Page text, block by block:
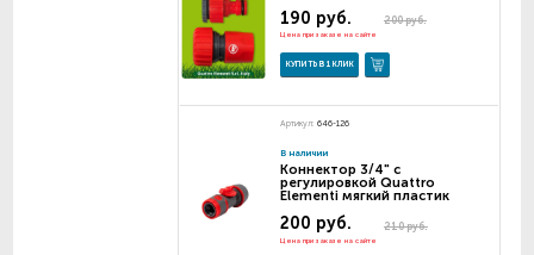
200 руб.
190 руб.
Цена при заказе на сайте
КУПИТЬ В 1 КЛИК
Артикул: 646-126
В наличии
Коннектор 3/4" с
регулировкой Quattro
Elementi мягкий пластик
210 руб.
200 руб.
Цена при заказе на сайте